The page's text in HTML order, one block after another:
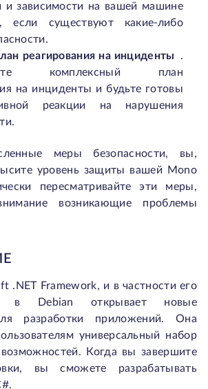
и зависимости на вашей машине
если существуют какие-либо
реагирования на инциденты
.
комплексный план
на инциденты и будьте готовы
реакции на нарушения
меры безопасности, вы,
уровень защиты вашей Mono
пересматривайте эти меры,
возникающие проблемы
.NET Framework, и в частности его
в Debian открывает новые
разработки приложений. Она
универсальный набор
Когда вы завершите
вы сможете разрабатывать